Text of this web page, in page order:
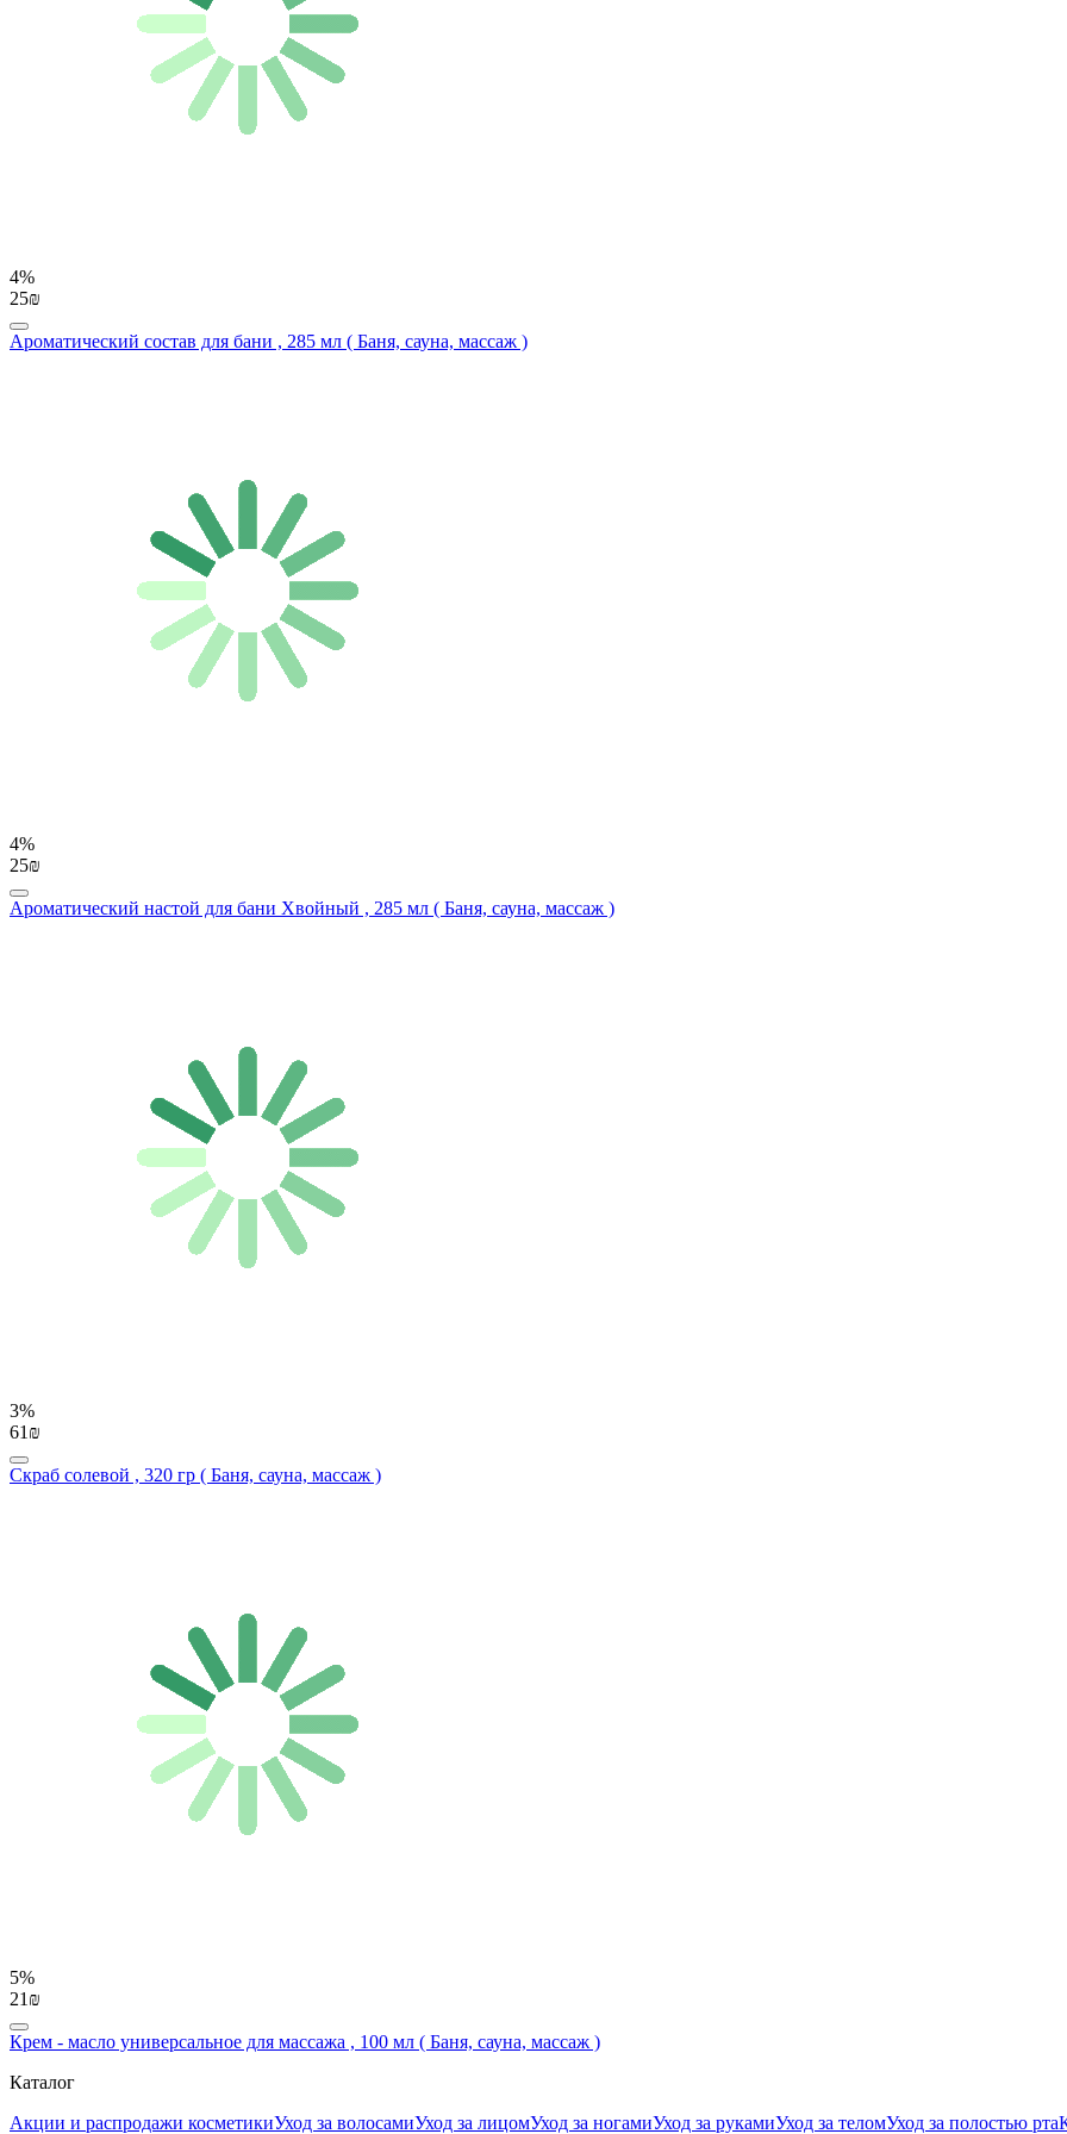
4%
25₪
Ароматический состав для бани , 285 мл ( Баня, сауна, массаж )
4%
25₪
Ароматический настой для бани Хвойный , 285 мл ( Баня, сауна, массаж )
3%
61₪
Скраб солевой , 320 гр ( Баня, сауна, массаж )
5%
21₪
Крем - масло универсальное для массажа , 100 мл ( Баня, сауна, массаж )
Каталог
Акции и распродажи косметикиУход за волосамиУход за лицомУход за ногамиУход за рукамиУход за теломУход за полостью рта